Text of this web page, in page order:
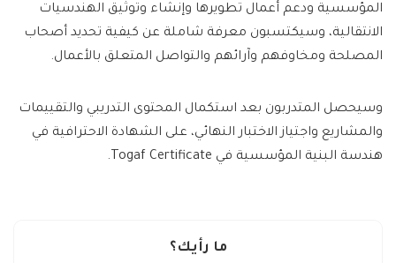
المؤسسية ودعم أعمال تطويرها وإنشاء وتوثيق الهندسيات
الانتقالية، وسيكتسبون معرفة شاملة عن كيفية تحديد أصحاب
المصلحة ومخاوفهم وآرائهم والتواصل المتعلق بالأعمال.
وسيحصل المتدربون بعد استكمال المحتوى التدريبي والتقييمات
والمشاريع واجتياز الاختبار النهائي، على الشهادة الاحترافية في
هندسة البنية المؤسسية في Togaf Certificate.
ما رأيك؟